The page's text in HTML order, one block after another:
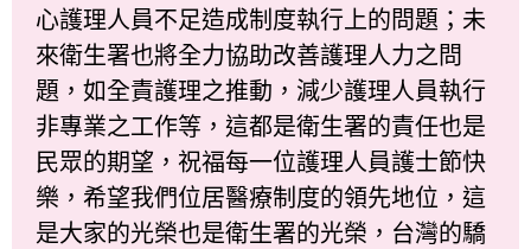
心護理人員不足造成制度執行上的問題；未
來衛生署也將全力協助改善護理人力之問
題，如全責護理之推動，減少護理人員執行
非專業之工作等，這都是衛生署的責任也是
民眾的期望，祝福每一位護理人員護士節快
樂，希望我們位居醫療制度的領先地位，這
是大家的光榮也是衛生署的光榮，台灣的驕